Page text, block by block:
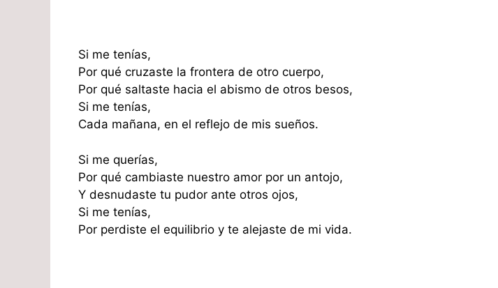
Si me tenías,
Por qué cruzaste la frontera de otro cuerpo,
Por qué saltaste hacia el abismo de otros besos,
Si me tenías,
Cada mañana, en el reflejo de mis sueños.
Si me querías,
Por qué cambiaste nuestro amor por un antojo,
Y desnudaste tu pudor ante otros ojos,
Si me tenías,
Por perdiste el equilibrio y te alejaste de mi vida.